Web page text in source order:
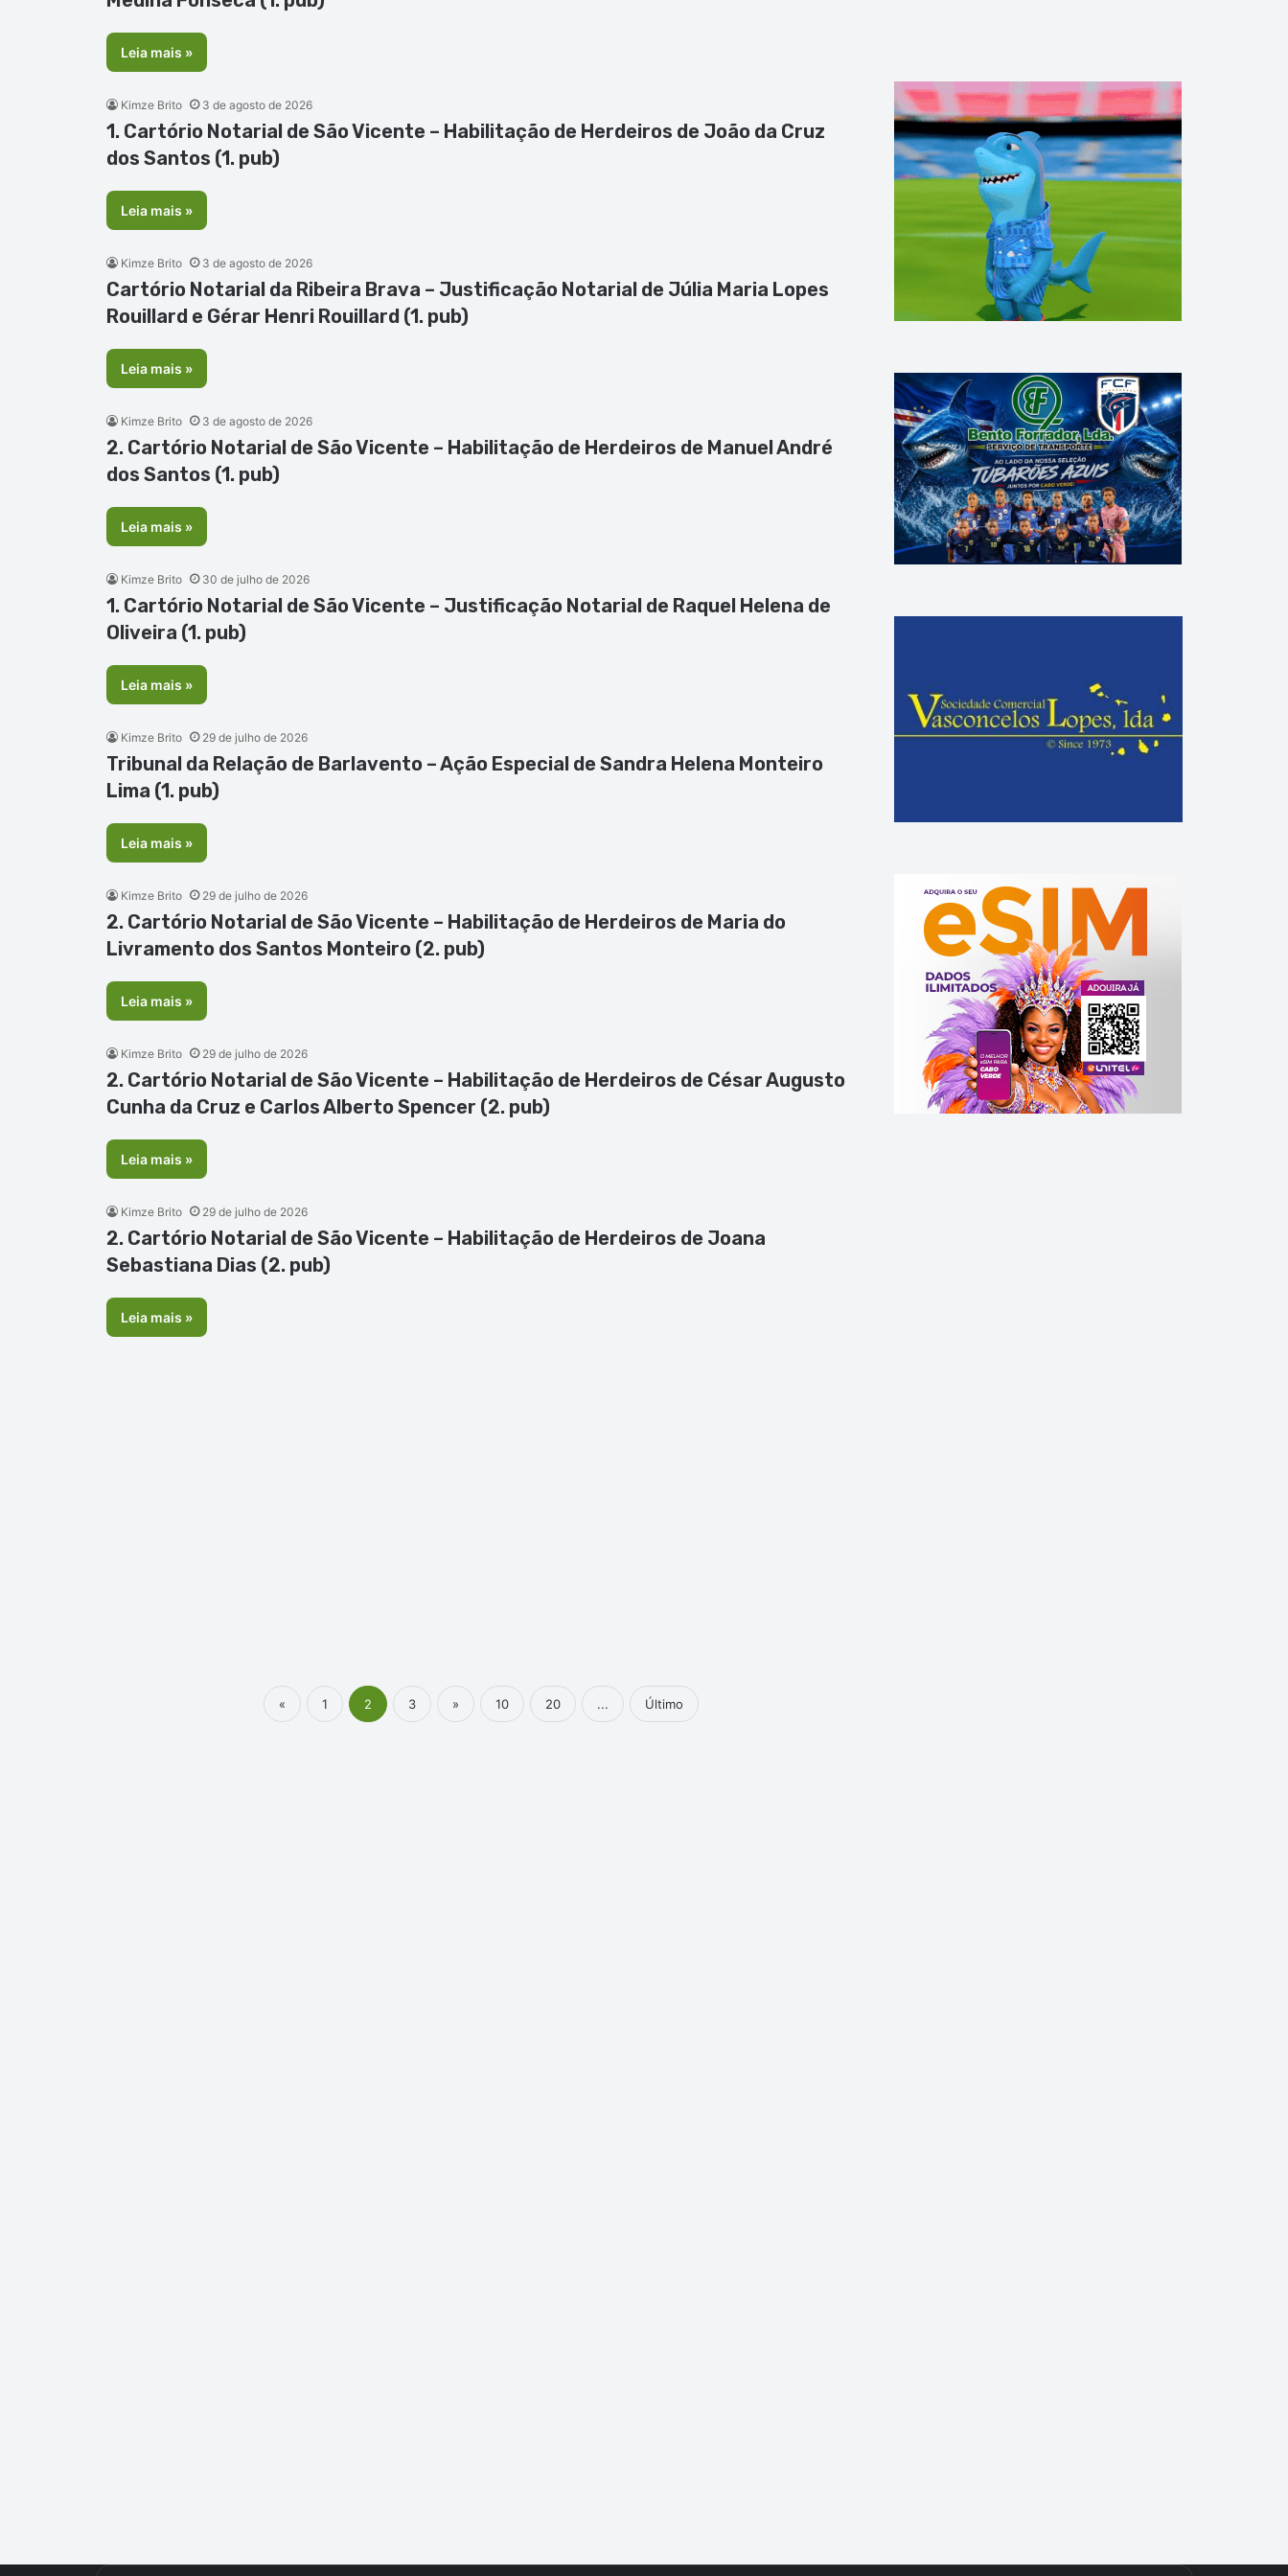
Leia mais »
Kimze Brito 3 de agosto de 2026
1. Cartório Notarial de São Vicente – Habilitação de Herdeiros de João da Cruz
dos Santos (1. pub)
Leia mais »
Kimze Brito 3 de agosto de 2026
Cartório Notarial da Ribeira Brava – Justificação Notarial de Júlia Maria Lopes
Rouillard e Gérar Henri Rouillard (1. pub)
Leia mais »
Kimze Brito 3 de agosto de 2026
2. Cartório Notarial de São Vicente – Habilitação de Herdeiros de Manuel André
dos Santos (1. pub)
Leia mais »
Kimze Brito 30 de julho de 2026
1. Cartório Notarial de São Vicente – Justificação Notarial de Raquel Helena de
Oliveira (1. pub)
Leia mais »
Kimze Brito 29 de julho de 2026
Tribunal da Relação de Barlavento – Ação Especial de Sandra Helena Monteiro
Lima (1. pub)
Leia mais »
Kimze Brito 29 de julho de 2026
2. Cartório Notarial de São Vicente – Habilitação de Herdeiros de Maria do
Livramento dos Santos Monteiro (2. pub)
Leia mais »
Kimze Brito 29 de julho de 2026
2. Cartório Notarial de São Vicente – Habilitação de Herdeiros de César Augusto
Cunha da Cruz e Carlos Alberto Spencer (2. pub)
Leia mais »
Kimze Brito 29 de julho de 2026
2. Cartório Notarial de São Vicente – Habilitação de Herdeiros de Joana
Sebastiana Dias (2. pub)
Leia mais »
« 1 2 3 » 10 20 ... Último